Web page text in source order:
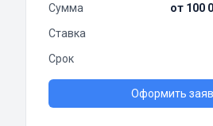
Сумма
от 100
Ставка
Срок
Оформить